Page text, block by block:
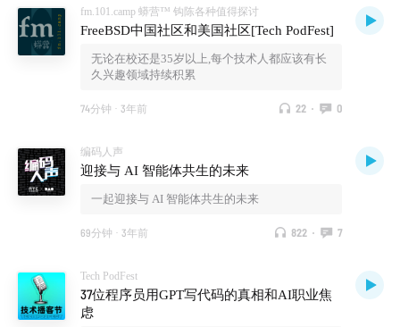
fm.101.camp 蟒营™ 钩陈各种值得探讨
FreeBSD中国社区和美国社区[Tech PodFest]
无论在校还是35岁以上,每个技术人都应该有长
久兴趣领域持续积累
74分钟 · 3年前 22 · 0
编码人声
迎接与 AI 智能体共生的未来
一起迎接与 AI 智能体共生的未来
69分钟 · 3年前 822 · 7
Tech PodFest
37位程序员用GPT写代码的真相和AI职业焦
虑